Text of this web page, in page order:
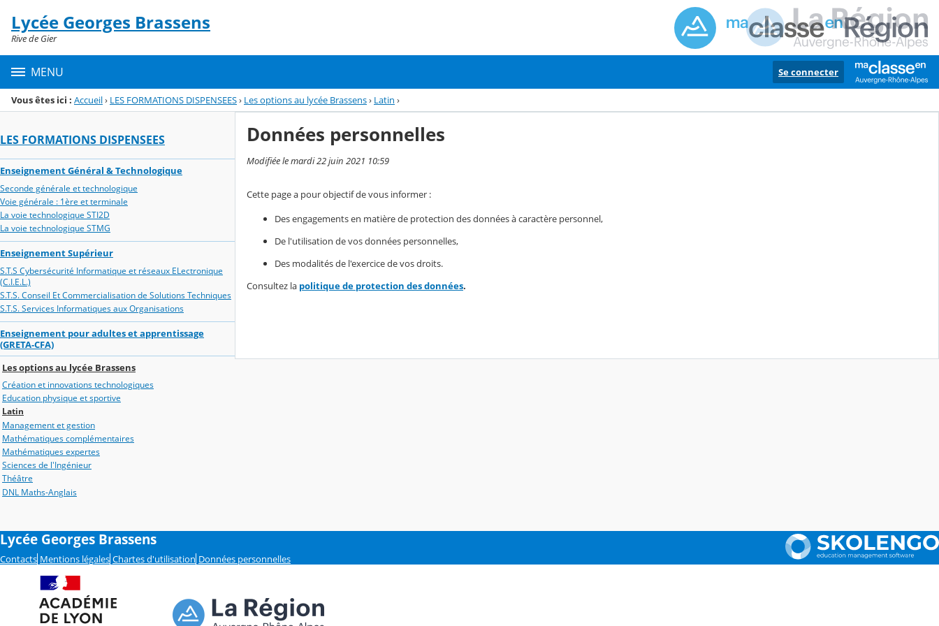
Menu de la rubrique
Contenu
Lycée Georges Brassens
Rive de Gier
MENU Se connecter
Vous êtes ici : Accueil› LES FORMATIONS DISPENSEES› Les options au lycée Brassens› Latin ›
LES FORMATIONS DISPENSEES
Enseignement Général & Technologique
Seconde générale et technologique
Voie générale : 1ère et terminale
La voie technologique STI2D
La voie technologique STMG
Enseignement Supérieur
S.T.S Cybersécurité Informatique et réseaux ELectronique
(C.I.E.L.)
S.T.S. Conseil Et Commercialisation de Solutions Techniques
S.T.S. Services Informatiques aux Organisations
Enseignement pour adultes et apprentissage
(GRETA-CFA)
Les options au lycée Brassens
Création et innovations technologiques
Education physique et sportive
Latin
Management et gestion
Mathématiques complémentaires
Mathématiques expertes
Sciences de l'Ingénieur
Théâtre
DNL Maths-Anglais
Données personnelles
Modifiée le mardi 22 juin 2021 10:59
Cette page a pour objectif de vous informer :
Des engagements en matière de protection des données à caractère personnel,
De l'utilisation de vos données personnelles,
Des modalités de l'exercice de vos droits.
Consultez la politique de protection des données.
Lycée Georges Brassens
Contacts Mentions légales Chartes d'utilisation Données personnelles